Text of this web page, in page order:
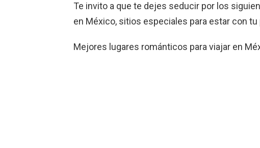
Te invito a que te dejes seducir por los
en México, sitios especiales para estar con tu
Mejores lugares románticos para viajar en